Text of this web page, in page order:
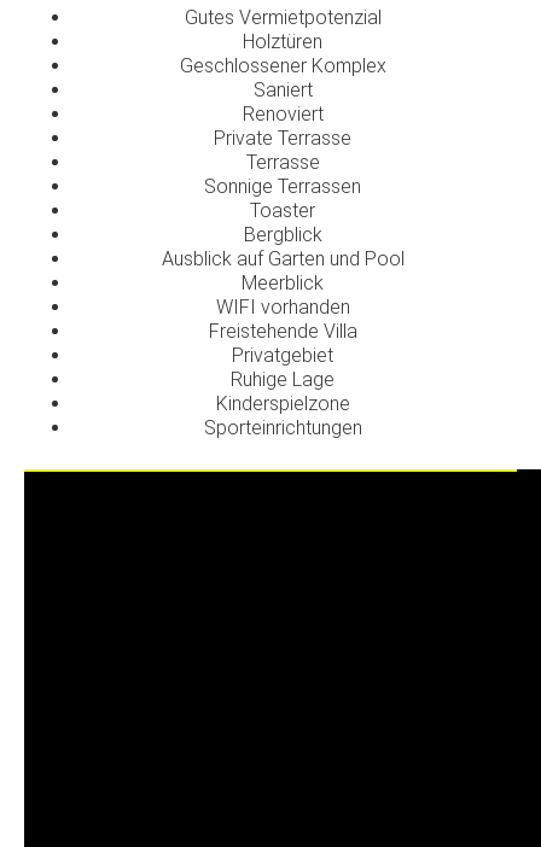
Gutes Vermietpotenzial
Holztüren
Geschlossener Komplex
Saniert
Renoviert
Private Terrasse
Terrasse
Sonnige Terrassen
Toaster
Bergblick
Ausblick auf Garten und Pool
Meerblick
WIFI vorhanden
Freistehende Villa
Privatgebiet
Ruhige Lage
Kinderspielzone
Sporteinrichtungen